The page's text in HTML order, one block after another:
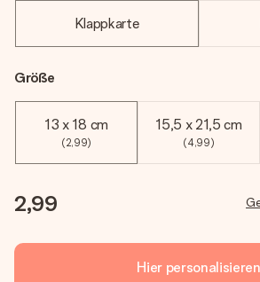
Klappkarte
Größe
13 x 18 cm
(2,99)
15,5 x 21,5 cm
(4,99)
2,99
Hier personalisieren